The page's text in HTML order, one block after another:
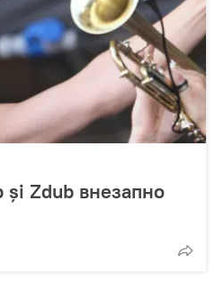
Zdub внезапно